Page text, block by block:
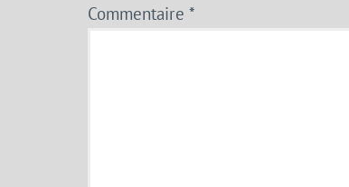
Commentaire *